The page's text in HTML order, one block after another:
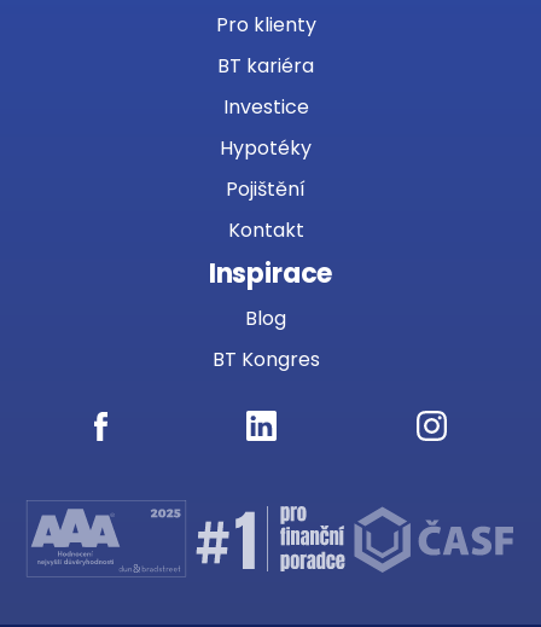
Pro klienty
BT kariéra
Investice
Hypotéky
Pojištění
Kontakt
Inspirace
Blog
BT Kongres